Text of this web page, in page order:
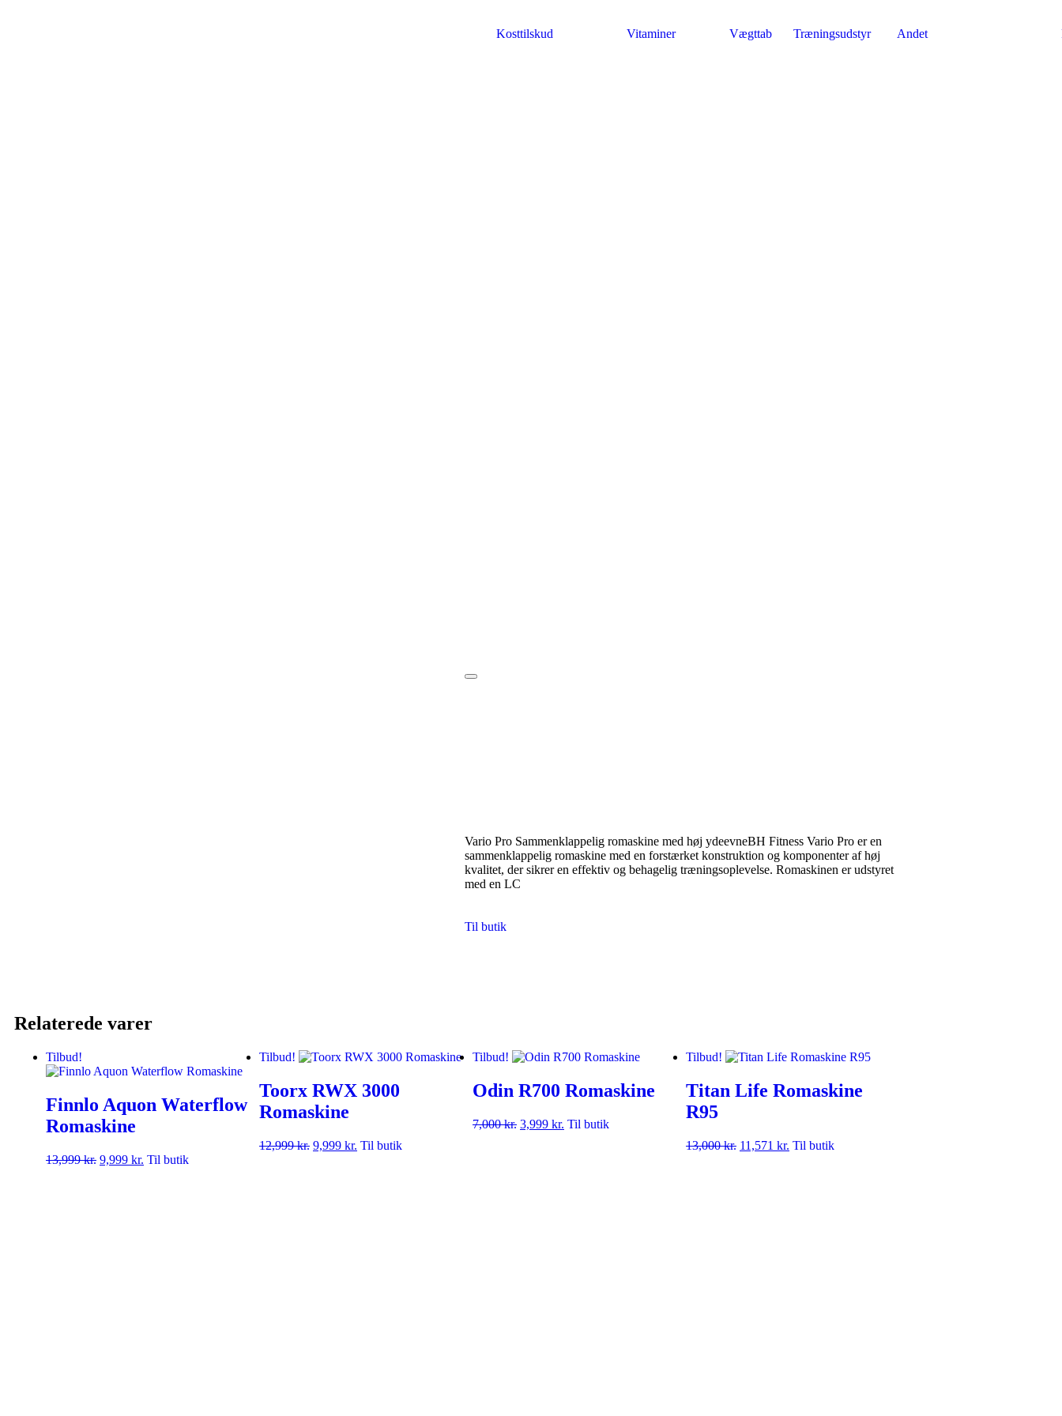
Kosttilskud Vitaminer Vægttab Træningsudstyr Andet
Hamburger Toggle Menu
Vario Pro Sammenklappelig romaskine med høj ydeevneBH Fitness Vario Pro er en
sammenklappelig romaskine med en forstærket konstruktion og komponenter af høj
kvalitet, der sikrer en effektiv og behagelig træningsoplevelse. Romaskinen er udstyret
med en LC
Til butik
Relaterede varer
Tilbud!
Finnlo Aquon Waterflow
Romaskine
13,999kr. 9,999 kr. Til butik
Tilbud!
Toorx RWX 3000
Romaskine
12,999kr. 9,999 kr. Til butik
Tilbud!
Odin R700 Romaskine
7,000kr. 3,999 kr. Til butik
Tilbud!
Titan Life Romaskine
R95
13,000kr. 11,571 kr. Til butik